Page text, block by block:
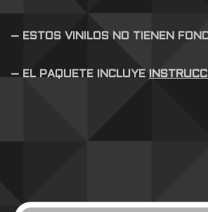
– ESTOS VINILOS NO TIENEN
– EL PAQUETE INCLUYE